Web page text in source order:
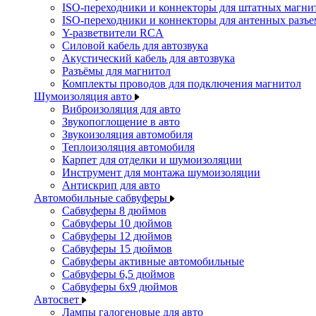
ISO-переходники и коннекторы для штатных
ISO-переходники и коннекторы для антенных
Y-разветвители RCA
Силовой кабель для автозвука
Акустический кабель для автозвука
Разъёмы для магнитол
Комплекты проводов для подключения магнитол
Шумоизоляция авто
Виброизоляция для авто
Звукопоглощение в авто
Звукоизоляция автомобиля
Теплоизоляция автомобиля
Карпет для отделки и шумоизоляции
Инструмент для монтажа шумоизоляции
Антискрип для авто
Автомобильные сабвуферы
Сабвуферы 8 дюймов
Сабвуферы 10 дюймов
Сабвуферы 12 дюймов
Сабвуферы 15 дюймов
Сабвуферы активные автомобильные
Сабвуферы 6,5 дюймов
Сабвуферы 6x9 дюймов
Автосвет
Лампы галогеновые для авто